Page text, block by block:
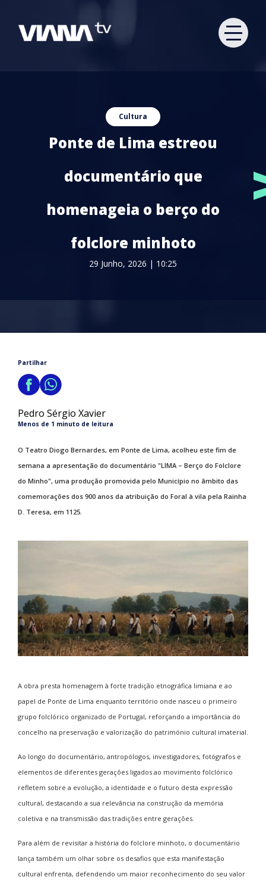
Cultura
Ponte de Lima estreou
documentário que
homenageia o berço do
folclore minhoto
29 Junho, 2026 | 10:25
Partilhar
Pedro Sérgio Xavier
Menos de 1 minuto de leitura
O Teatro Diogo Bernardes, em Ponte de Lima, acolheu este fim de
semana a apresentação do documentário "LIMA – Berço do Folclore
do Minho", uma produção promovida pelo Município no âmbito das
comemorações dos 900 anos da atribuição do Foral à vila pela Rainha
D. Teresa, em 1125.
A obra presta homenagem à forte tradição etnográfica limiana e ao
papel de Ponte de Lima enquanto território onde nasceu o primeiro
grupo folclórico organizado de Portugal, reforçando a importância do
concelho na preservação e valorização do património cultural imaterial.
Ao longo do documentário, antropólogos, investigadores, fotógrafos e
elementos de diferentes gerações ligados ao movimento folclórico
refletem sobre a evolução, a identidade e o futuro desta expressão
cultural, destacando a sua relevância na construção da memória
coletiva e na transmissão das tradições entre gerações.
Para além de revisitar a história do folclore minhoto, o documentário
lança também um olhar sobre os desafios que esta manifestação
cultural enfrenta, defendendo um maior reconhecimento do seu valor